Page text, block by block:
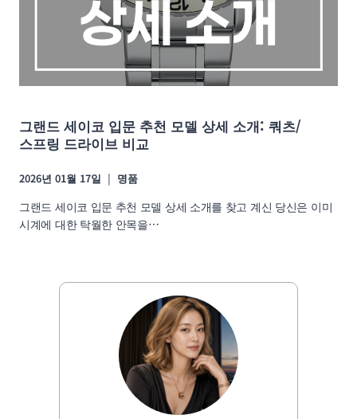
그랜드 세이코 입문 추천 모델 상세 소개: 쿼츠/
스프링 드라이브 비교
2026년 01월 17일 명품
그랜드 세이코 입문 추천 모델 상세 소개를 찾고 계신 당신은 이미
시계에 대한 탁월한 안목을…